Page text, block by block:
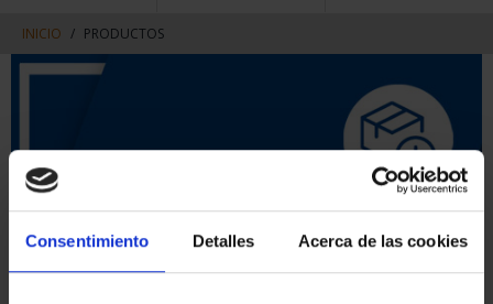
Consentimiento Detalles Acerca de las cookies
navegacin
INICIO PRODUCTOS